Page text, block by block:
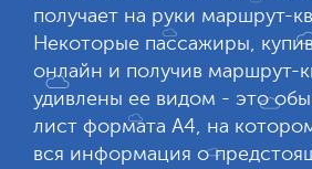
получает на руки маршрут-
Некоторые пассажиры,
онлайн и получив маршрут-
удивлены ее видом - это
лист формата А4, на
вся информация о